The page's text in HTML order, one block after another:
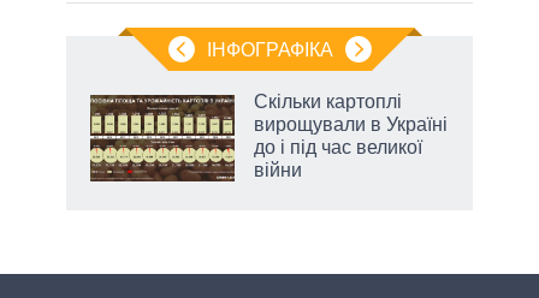
ІНФОГРАФІКА
Скільки картоплі
вирощували в Україні
до і під час великої
війни